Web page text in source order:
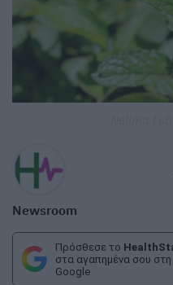
Newsroom
Πρόσθεσε το
στα αγαπημένα σου στη
Google